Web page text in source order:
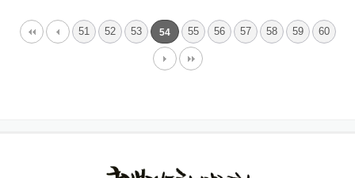
51 52 53 54 55 56 57 58 59 60